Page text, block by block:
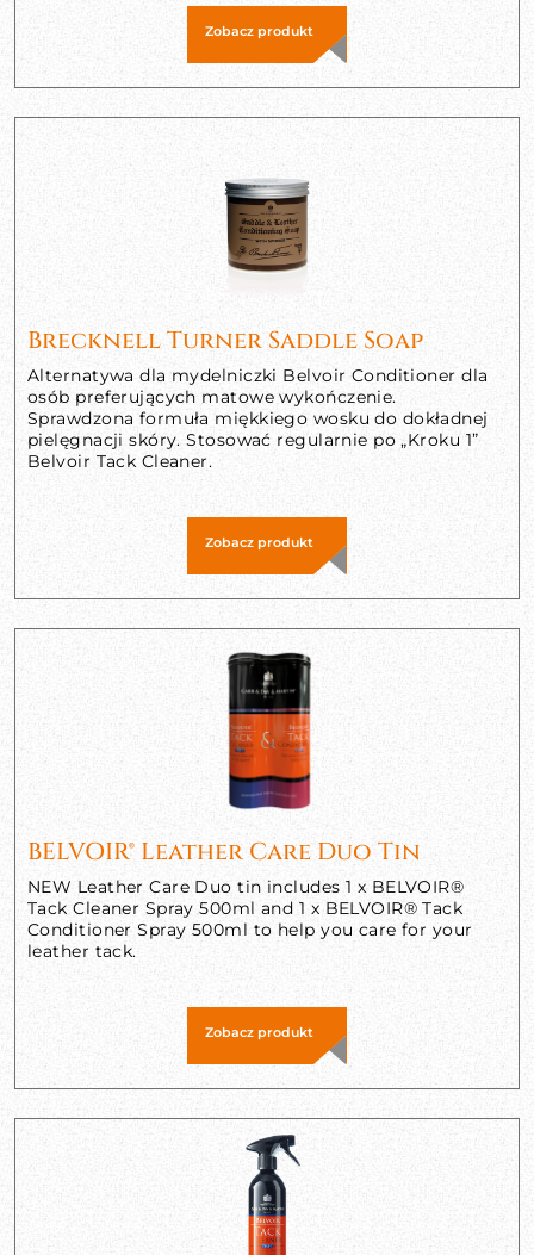
Zobacz produkt
Brecknell Turner Saddle Soap
Alternatywa dla mydelniczki Belvoir Conditioner dla
osób preferujących matowe wykończenie.
Sprawdzona formuła miękkiego wosku do dokładnej
pielęgnacji skóry. Stosować regularnie po „Kroku 1”
Belvoir Tack Cleaner.
Zobacz produkt
BELVOIR® Leather Care Duo Tin
NEW Leather Care Duo tin includes 1 x BELVOIR®
Tack Cleaner Spray 500ml and 1 x BELVOIR® Tack
Conditioner Spray 500ml to help you care for your
leather tack.
Zobacz produkt